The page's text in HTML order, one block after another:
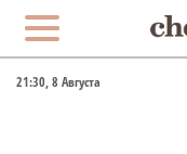
21:30, 8 Августа